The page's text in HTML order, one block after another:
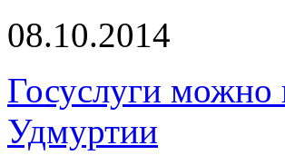
08.10.2014
Госуслуги можно
Удмуртии